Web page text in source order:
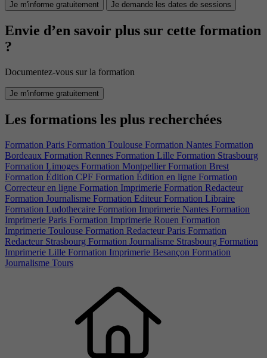
Je m'informe gratuitement Je demande les dates de sessions
Envie d’en savoir plus sur cette formation
?
Documentez-vous sur la formation
Je m'informe gratuitement
Les formations les plus recherchées
Formation Paris Formation Toulouse Formation Nantes Formation
Bordeaux Formation Rennes Formation Lille Formation Strasbourg
Formation Limoges Formation Montpellier Formation Brest
Formation Édition CPF Formation Édition en ligne Formation
Correcteur en ligne Formation Imprimerie Formation Redacteur
Formation Journalisme Formation Editeur Formation Libraire
Formation Ludothecaire Formation Imprimerie Nantes Formation
Imprimerie Paris Formation Imprimerie Rouen Formation
Imprimerie Toulouse Formation Redacteur Paris Formation
Redacteur Strasbourg Formation Journalisme Strasbourg Formation
Imprimerie Lille Formation Imprimerie Besançon Formation
Journalisme Tours